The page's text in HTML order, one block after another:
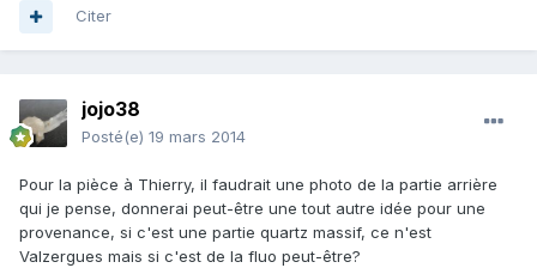
Citer
jojo38
Posté(e) 19 mars 2014
Pour la pièce à Thierry, il faudrait une photo de la partie arrière
qui je pense, donnerai peut-être une tout autre idée pour une
provenance, si c'est une partie quartz massif, ce n'est
Valzergues mais si c'est de la fluo peut-être?